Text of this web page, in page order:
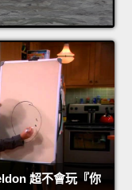
超不會玩『你